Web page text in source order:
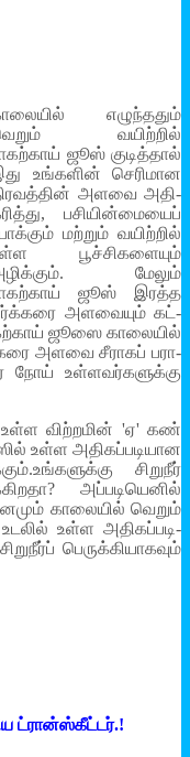
எழுந்­ததும்
வயிற்றில்
ஜூஸ் குடித்தால்
உங்­களின் செரி­மான
அளவை அதி­
பசி­யின்­மையைப்
மற்றும் வயிற்றில்
பூச்­சி­க­ளையும்
மேலும்
ஜூஸ் இரத்த
அள­வையும் கட்­
ஜூஸை காலையில்
அளவை சீராகப் பரா­
நோய் உள்­ள­வர்­க­ளுக்கு
உள்ள விற்­றமின் 'ஏ' கண்
உள்ள அதி­கப்­ப­டி­யான
சிறுநீர்
அப்­ப­டி­யெனில்
காலையில் வெறும்
உள்ள அதி­கப்­ப­டி­
பெருக்­கி­யா­கவும்
ட்ரான்ஸ்கீட்டர்.!